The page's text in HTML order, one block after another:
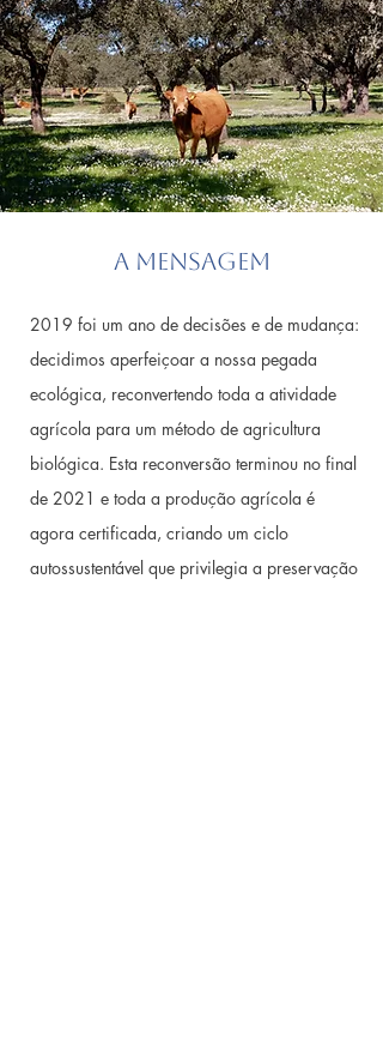
A Mensagem
2019 foi um ano de decisões e de mudança:
decidimos aperfeiçoar a nossa pegada
ecológica, reconvertendo toda a atividade
agrícola para um método de agricultura
biológica. Esta reconversão terminou no final
de 2021 e toda a produção agrícola é
agora certificada, criando um ciclo
autossustentável que privilegia a preservação